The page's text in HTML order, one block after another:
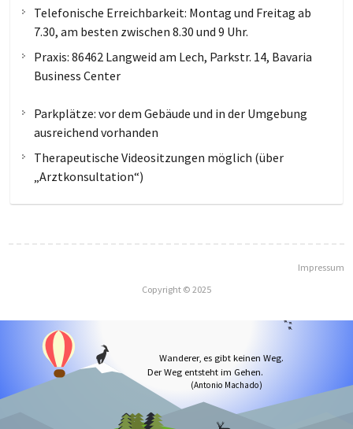
Telefonische Erreichbarkeit: Montag und Freitag ab
7.30, am besten zwischen 8.30 und 9 Uhr.
Praxis: 86462 Langweid am Lech, Parkstr. 14, Bavaria
Business Center
Parkplätze: vor dem Gebäude und in der Umgebung
ausreichend vorhanden
Therapeutische Videositzungen möglich (über
„Arztkonsultation“)
Impressum
Copyright © 2025
Wanderer, es gibt keinen Weg.
Der Weg entsteht im Gehen.
(Antonio Machado)